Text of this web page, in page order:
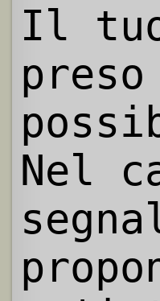
Il
preso
Nel